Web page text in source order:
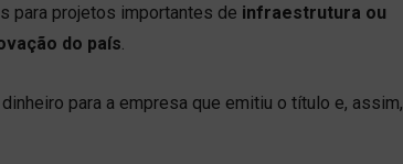
para projetos importantes de infraestrutura ou
do país
para a empresa que emitiu o título e, assim,